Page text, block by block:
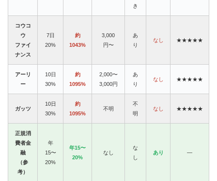
き
コウコ
ウ
ファイ
ナンス
7日
20%
約
1043%
3,000
円〜
あ
り
なし ★★★★★
アーリ
ー
10日
30%
約
1095%
2,000〜
3,000円
あ
り
なし ★★★★★
ガッツ
10日
30%
約
1095%
不明
不
明
なし ★★★★★
正規消
費者金
融
（参
考）
年
15〜
20%
年15〜
20%
なし
な
し
あり —